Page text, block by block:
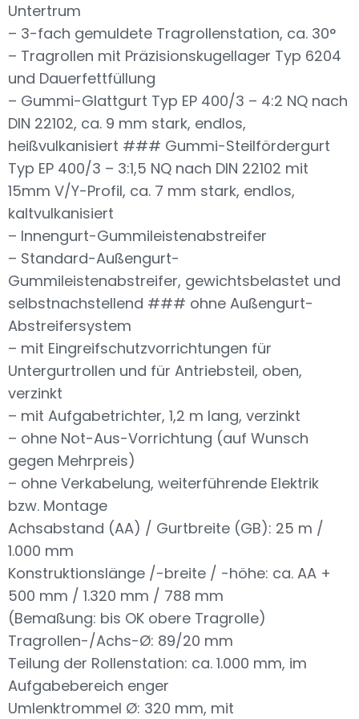
Untertrum
– 3-fach gemuldete Tragrollenstation, ca. 30°
– Tragrollen mit Präzisionskugellager Typ 6204
und Dauerfettfüllung
– Gummi-Glattgurt Typ EP 400/3 – 4:2 NQ nach
DIN 22102, ca. 9 mm stark, endlos,
heißvulkanisiert ### Gummi-Steilfördergurt
Typ EP 400/3 – 3:1,5 NQ nach DIN 22102 mit
15mm V/Y-Profil, ca. 7 mm stark, endlos,
kaltvulkanisiert
– Innengurt-Gummileistenabstreifer
– Standard-Außengurt-
Gummileistenabstreifer, gewichtsbelastet und
selbstnachstellend ### ohne Außengurt-
Abstreifersystem
– mit Eingreifschutzvorrichtungen für
Untergurtrollen und für Antriebsteil, oben,
verzinkt
– mit Aufgabetrichter, 1,2 m lang, verzinkt
– ohne Not-Aus-Vorrichtung (auf Wunsch
gegen Mehrpreis)
– ohne Verkabelung, weiterführende Elektrik
bzw. Montage
Achsabstand (AA) / Gurtbreite (GB): 25 m /
1.000 mm
Konstruktionslänge /-breite / -höhe: ca. AA +
500 mm / 1.320 mm / 788 mm
(Bemaßung: bis OK obere Tragrolle)
Tragrollen-/Achs-Ø: 89/20 mm
Teilung der Rollenstation: ca. 1.000 mm, im
Aufgabebereich enger
Umlenktrommel Ø: 320 mm, mit